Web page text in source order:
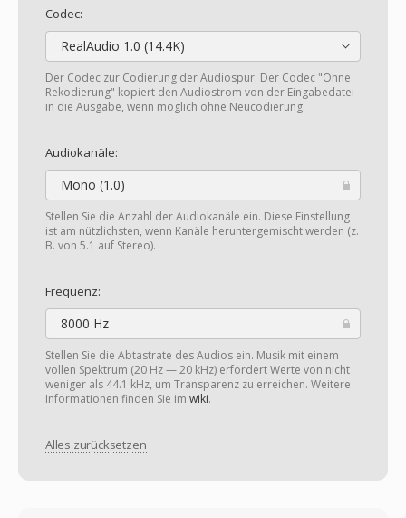
Codec:
RealAudio 1.0 (14.4K)
Der Codec zur Codierung der Audiospur. Der Codec "Ohne
Rekodierung" kopiert den Audiostrom von der Eingabedatei
in die Ausgabe, wenn möglich ohne Neucodierung.
Audiokanäle:
Mono (1.0)
Stellen Sie die Anzahl der Audiokanäle ein. Diese Einstellung
ist am nützlichsten, wenn Kanäle heruntergemischt werden (z.
B. von 5.1 auf Stereo).
Frequenz:
8000 Hz
Stellen Sie die Abtastrate des Audios ein. Musik mit einem
vollen Spektrum (20 Hz — 20 kHz) erfordert Werte von nicht
weniger als 44.1 kHz, um Transparenz zu erreichen. Weitere
Informationen finden Sie im wiki.
Alles zurücksetzen